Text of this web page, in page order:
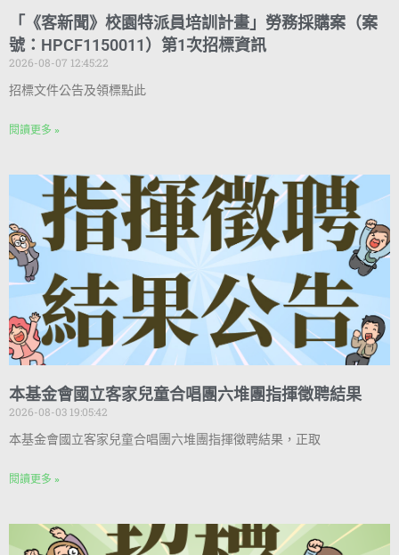
「《客新聞》校園特派員培訓計畫」勞務採購案（案
號：HPCF1150011）第1次招標資訊
2026-08-07 12:45:22
招標文件公告及領標點此
閱讀更多 »
本基金會國立客家兒童合唱團六堆團指揮徵聘結果
2026-08-03 19:05:42
本基金會國立客家兒童合唱團六堆團指揮徵聘結果，正取
閱讀更多 »